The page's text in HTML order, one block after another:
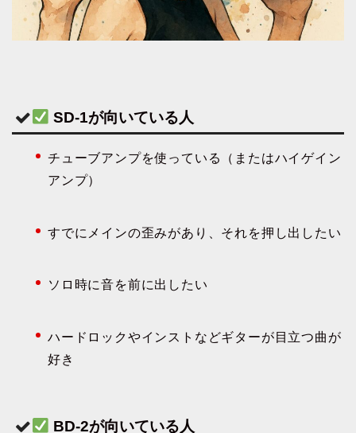
SD-1が向いている人
チューブアンプを使っている（またはハイゲイン
アンプ）
すでにメインの歪みがあり、それを押し出したい
ソロ時に音を前に出したい
ハードロックやインストなどギターが目立つ曲が
好き
BD-2が向いている人